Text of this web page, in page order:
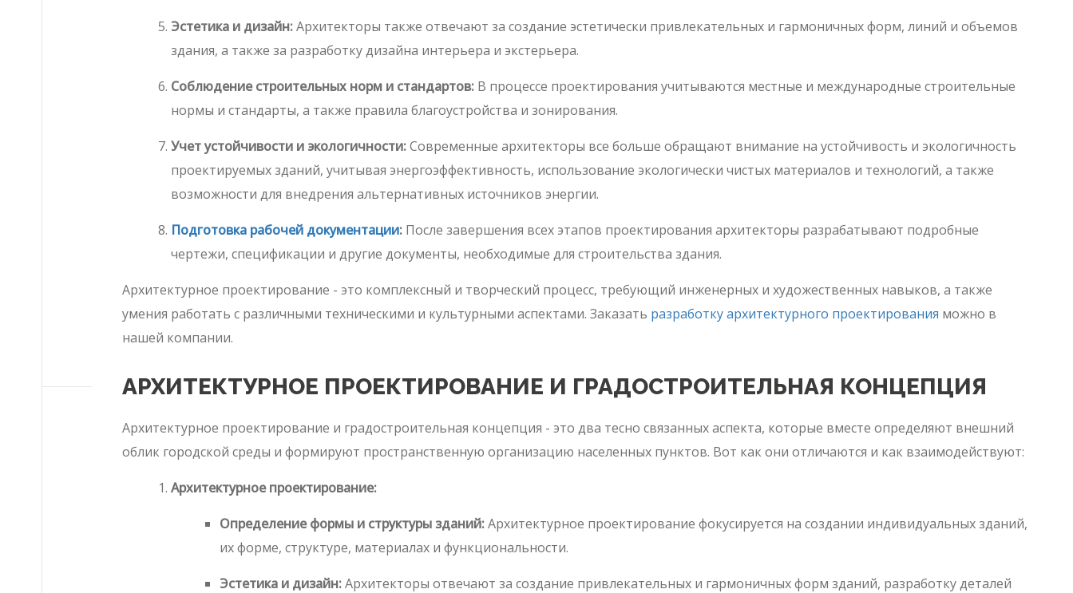
Эстетика и дизайн:Архитекторы также отвечают за создание эстетически привлекательных и гармоничных форм, линий и объемов
здания, а также за разработку дизайна интерьера и экстерьера.
Соблюдение строительных норм и стандартов: В процессе проектирования учитываются местные и международные строительные
нормы и стандарты, а также правила благоустройства и зонирования.
Учет устойчивости и экологичности:Современные архитекторы все больше обращают внимание на устойчивость и экологичность
проектируемых зданий, учитывая энергоэффективность, использование экологически чистых материалов и технологий, а также
возможности для внедрения альтернативных источников энергии.
Подготовка рабочей документации: После завершения всех этапов проектирования архитекторы разрабатывают подробные
чертежи, спецификации и другие документы, необходимые для строительства здания.
Архитектурное проектирование - это комплексный и творческий процесс, требующий инженерных и художественных навыков, а также
умения работать с различными техническими и культурными аспектами. Заказать разработку архитектурного проектирования можно в
нашей компании.
АРХИТЕКТУРНОЕ ПРОЕКТИРОВАНИЕ И ГРАДОСТРОИТЕЛЬНАЯ КОНЦЕПЦИЯ
Архитектурное проектирование и градостроительная концепция - это два тесно связанных аспекта, которые вместе определяют внешний
облик городской среды и формируют пространственную организацию населенных пунктов. Вот как они отличаются и как взаимодействуют:
Архитектурное проектирование:
Определение формы и структуры зданий:Архитектурное проектирование фокусируется на создании индивидуальных зданий,
их форме, структуре, материалах и функциональности.
Эстетика и дизайн:Архитекторы отвечают за создание привлекательных и гармоничных форм зданий, разработку деталей